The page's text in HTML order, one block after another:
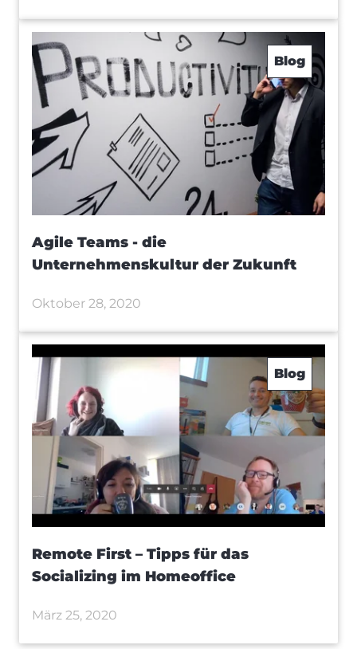
Blog
Agile Teams - die
Unternehmenskultur der Zukunft
Oktober 28, 2020
Blog
Remote First – Tipps für das
Socializing im Homeoffice
März 25, 2020